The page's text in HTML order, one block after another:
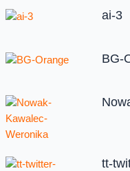
ai-3
BG-
tt-